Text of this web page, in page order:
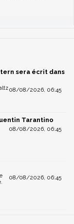
sera écrit dans
08/08/2026, 06:45
Tarantino
08/08/2026, 06:45
08/08/2026, 06:45